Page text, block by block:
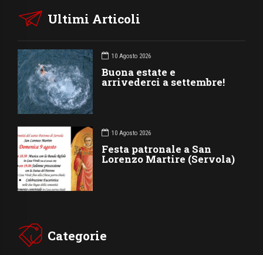
Ultimi Articoli
10 Agosto 2026
Buona estate e
arrivederci a settembre!
10 Agosto 2026
Festa patronale a San
Lorenzo Martire (Servola)
Categorie